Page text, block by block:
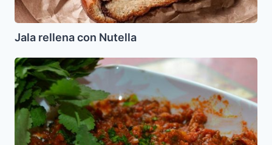
Jala rellena con Nutella
Caviar
de
Berenjenas